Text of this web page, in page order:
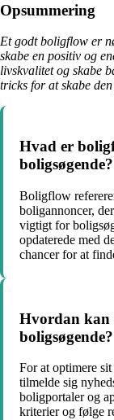
Opsummering
Et godt boligflow er
skabe en positiv og
livskvalitet og skabe
tricks for at skabe
Hvad er
boligsøgende?
Boligflow
boligannoncer,
vigtigt for
opdaterede med
chancer for at
Hvordan kan
boligsøgende?
For at optimere
tilmelde sig
boligportaler og
kriterier og følge